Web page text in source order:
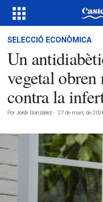
SELECCIÓ ECONÒMICA
Un
vegetal obren
contra la
Por Jordi González - 27 de març de